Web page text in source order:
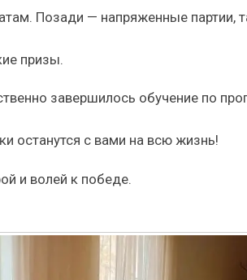
Позади — напряженные партии,
призы.
завершилось обучение по
останутся с вами на всю жизнь!
и волей к победе.